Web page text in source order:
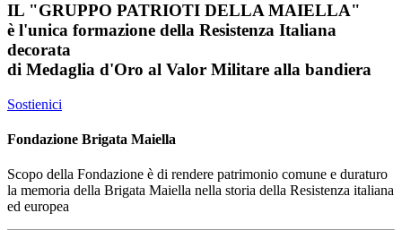
IL "GRUPPO PATRIOTI DELLA MAIELLA"
è l'unica formazione della Resistenza Italiana
decorata
di Medaglia d'Oro al Valor Militare alla bandiera
Sostienici
Fondazione Brigata Maiella
Scopo della Fondazione è di rendere patrimonio comune e duraturo
la memoria della Brigata Maiella nella storia della Resistenza italiana
ed europea